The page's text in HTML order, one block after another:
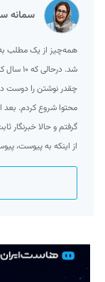
سمانه
همه‌چیز از یک مطلب به
شد.
محتوا شروع کردم.
گرفتم و حالا خبرنگار
از اینکه به پیوست،